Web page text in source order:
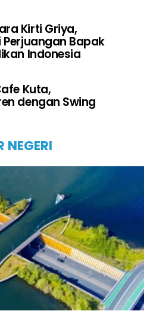
Kirti Griya,
Perjuangan Bapak
Indonesia
Kuta,
dengan Swing
NEGERI